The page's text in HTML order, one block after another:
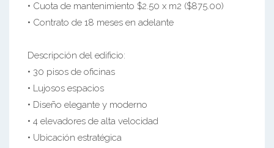
• Cuota de mantenimiento $2.50 x m2 ($875.00)
• Contrato de 18 meses en adelante
Descripción del edificio:
• 30 pisos de oficinas
• Lujosos espacios
• Diseño elegante y moderno
• 4 elevadores de alta velocidad
• Ubicación estratégica